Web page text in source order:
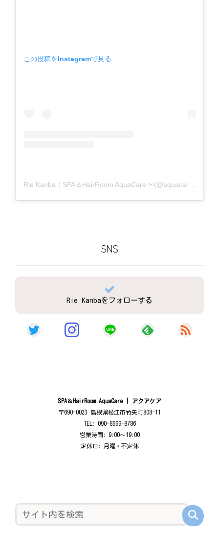
この投稿をInstagramで見る
SNS
Rie Kanbaをフォローする
SPA＆HairRoom AquaCare | アクアケア
〒690-0023 島根県松江市竹矢町808-11
TEL: 090-8999-8786
営業時間: 9:00〜19:00
定休日: 月曜・不定休